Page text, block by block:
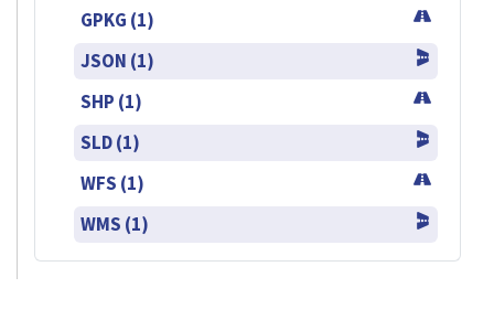
GPKG (1)
JSON (1)
SHP (1)
SLD (1)
WFS (1)
WMS (1)